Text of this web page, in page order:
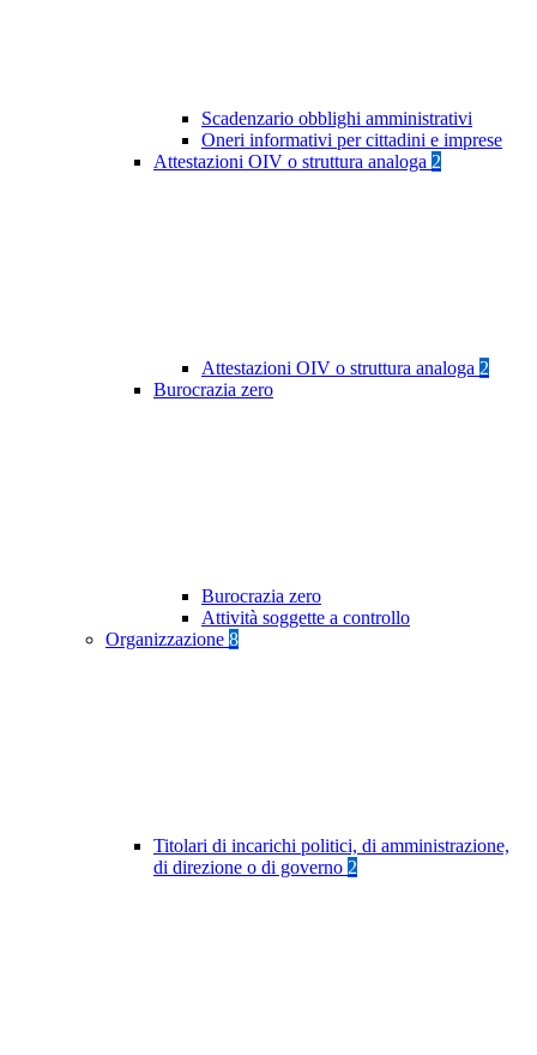
Scadenzario obblighi amministrativi
Oneri informativi per cittadini e imprese
Attestazioni OIV o struttura analoga 2
Attestazioni OIV o struttura analoga 2
Burocrazia zero
Burocrazia zero
Attività soggette a controllo
Organizzazione 8
Titolari di incarichi politici, di amministrazione,
di direzione o di governo 2